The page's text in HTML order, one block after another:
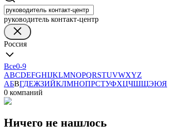
руководитель контакт-центр
Россия
Все0-9
ABCDEFGHIJKLMNOPQRSTUVWXYZ
АБВГДЕЖЗИЙКЛМНОПРСТУФХЦЧШЩЭЮЯ
0 компаний
Ничего не нашлось